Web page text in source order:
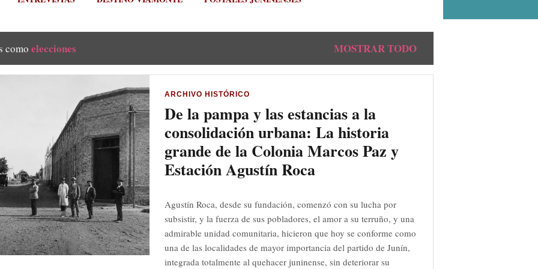
como elecciones MOSTRAR TODO
ARCHIVO HISTÓRICO
De la pampa y las estancias a la
consolidación urbana: La historia
grande de la Colonia Marcos Paz y
Estación Agustín Roca
Agustín Roca, desde su fundación, comenzó con su lucha por
subsistir, y la fuerza de sus pobladores, el amor a su terruño, y una
admirable unidad comunitaria, hicieron que hoy se conforme como
una de las localidades de mayor importancia del partido de Junín,
integrada totalmente al quehacer juninense, sin deteriorar su